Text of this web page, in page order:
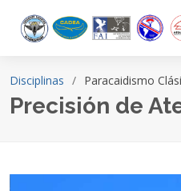
Disciplinas Paracaidismo
Precisión de